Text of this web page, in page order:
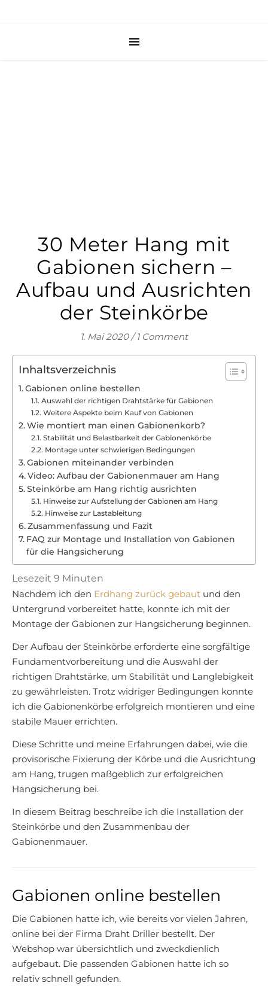
30 Meter Hang mit
Gabionen sichern –
Aufbau und Ausrichten
der Steinkörbe
1. Mai 2020 / 1 Comment
Inhaltsverzeichnis
Gabionen online bestellen
Auswahl der richtigen Drahtstärke für Gabionen
Weitere Aspekte beim Kauf von Gabionen
Wie montiert man einen Gabionenkorb?
Stabilität und Belastbarkeit der Gabionenkörbe
Montage unter schwierigen Bedingungen
Gabionen miteinander verbinden
Video: Aufbau der Gabionenmauer am Hang
Steinkörbe am Hang richtig ausrichten
Hinweise zur Aufstellung der Gabionen am Hang
Hinweise zur Lastableitung
Zusammenfassung und Fazit
FAQ zur Montage und Installation von Gabionen
für die Hangsicherung
Lesezeit 9 Minuten
Nachdem ich den Erdhang zurück gebaut und den
Untergrund vorbereitet hatte, konnte ich mit der
Montage der Gabionen zur Hangsicherung beginnen.
Der Aufbau der Steinkörbe erforderte eine sorgfältige
Fundamentvorbereitung und die Auswahl der
richtigen Drahtstärke, um Stabilität und Langlebigkeit
zu gewährleisten. Trotz widriger Bedingungen konnte
ich die Gabionenkörbe erfolgreich montieren und eine
stabile Mauer errichten.
Diese Schritte und meine Erfahrungen dabei, wie die
provisorische Fixierung der Körbe und die Ausrichtung
am Hang, trugen maßgeblich zur erfolgreichen
Hangsicherung bei.
In diesem Beitrag beschreibe ich die Installation der
Steinkörbe und den Zusammenbau der
Gabionenmauer.
Gabionen online bestellen
Die Gabionen hatte ich, wie bereits vor vielen Jahren,
online bei der Firma Draht Driller bestellt. Der
Webshop war übersichtlich und zweckdienlich
aufgebaut. Die passenden Gabionen hatte ich so
relativ schnell gefunden.